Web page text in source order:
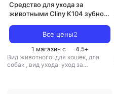
Средство для ухода за
животными Cliny K104 зубной
Все цены2
1 магазин с 4.5+
Вид животного: для кошек, для
собак , вид ухода: уход за